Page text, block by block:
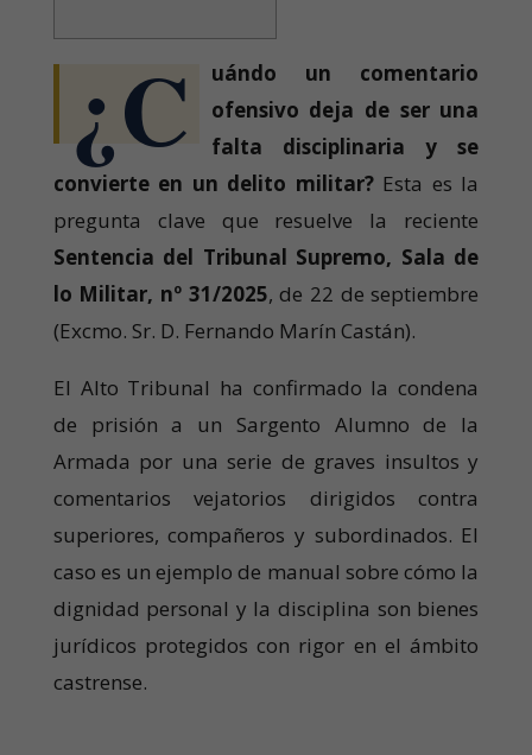
¿C
uándo un comentario
ofensivo deja de ser una
falta disciplinaria y se
convierte en un delito militar?Esta es la
pregunta clave que resuelve la reciente
Sentencia del Tribunal Supremo, Sala de
lo Militar, nº 31/2025, de 22 de septiembre
(Excmo. Sr. D. Fernando Marín Castán).
El Alto Tribunal ha confirmado la condena
de prisión a un Sargento Alumno de la
Armada por una serie de graves insultos y
comentarios vejatorios dirigidos contra
superiores, compañeros y subordinados. El
caso es un ejemplo de manual sobre cómo la
dignidad personal y la disciplina son bienes
jurídicos protegidos con rigor en el ámbito
castrense.